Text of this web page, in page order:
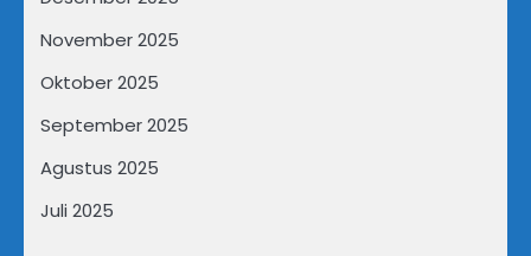
November 2025
Oktober 2025
September 2025
Agustus 2025
Juli 2025